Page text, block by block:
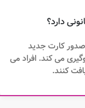
صدور کارت جدید
می کند. افراد می
کنند.